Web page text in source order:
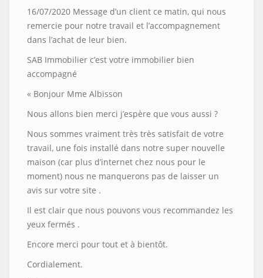
16/07/2020 Message d’un client ce matin, qui nous
remercie pour notre travail et l’accompagnement
dans l’achat de leur bien.
SAB Immobilier c’est votre immobilier bien
accompagné
« Bonjour Mme Albisson
Nous allons bien merci j’espère que vous aussi ?
Nous sommes vraiment très très satisfait de votre
travail, une fois installé dans notre super nouvelle
maison (car plus d’internet chez nous pour le
moment) nous ne manquerons pas de laisser un
avis sur votre site .
Il est clair que nous pouvons vous recommandez les
yeux fermés .
Encore merci pour tout et à bientôt.
Cordialement.